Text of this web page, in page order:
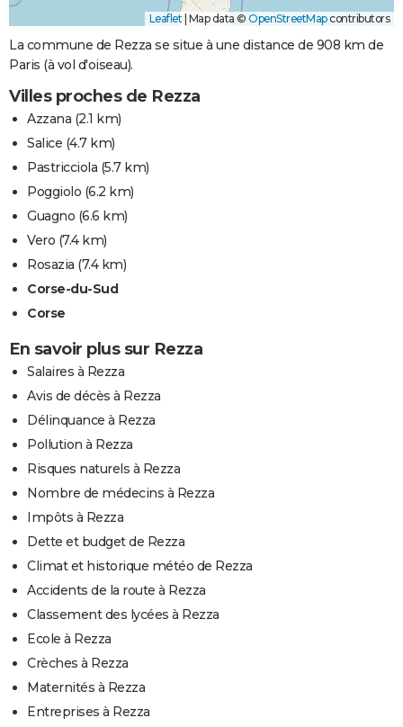
Leaflet Map data © OpenStreetMapcontributors
La commune de Rezza se situe à une distance de 908 km de
Paris (à vol d'oiseau).
Villes proches de Rezza
Azzana (2.1 km)
Salice (4.7 km)
Pastricciola (5.7 km)
Poggiolo (6.2 km)
Guagno (6.6 km)
Vero (7.4 km)
Rosazia (7.4 km)
Corse-du-Sud
Corse
En savoir plus sur Rezza
Salaires à Rezza
Avis de décès à Rezza
Délinquance à Rezza
Pollution à Rezza
Risques naturels à Rezza
Nombre de médecins à Rezza
Impôts à Rezza
Dette et budget de Rezza
Climat et historique météo de Rezza
Accidents de la route à Rezza
Classement des lycées à Rezza
Ecole à Rezza
Crèches à Rezza
Maternités à Rezza
Entreprises à Rezza